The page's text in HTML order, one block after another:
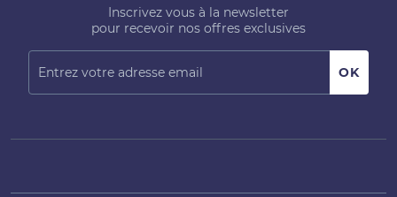
Inscrivez vous à la newsletter
pour recevoir nos offres exclusives